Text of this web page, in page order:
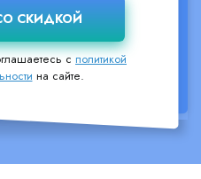
сполитикой
на сайте.